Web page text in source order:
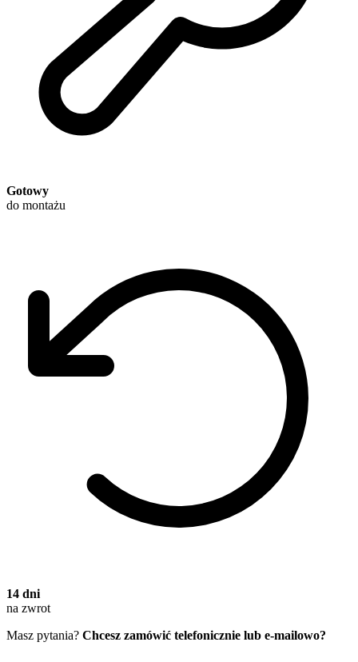
Gotowy
do montażu
14 dni
na zwrot
Masz pytania? Chcesz zamówić telefonicznie lub e-mailowo?